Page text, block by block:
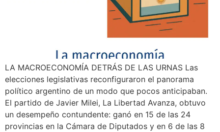
LA MACROECONOMÍA DETRÁS DE LAS URNAS Las
elecciones legislativas reconfiguraron el panorama
político argentino de un modo que pocos anticipaban.
El partido de Javier Milei, La Libertad Avanza, obtuvo
un desempeño contundente: ganó en 15 de las 24
provincias en la Cámara de Diputados y en 6 de las 8